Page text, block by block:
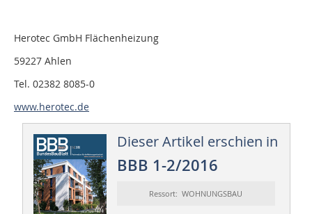
Herotec GmbH Flächenheizung
59227 Ahlen
Tel. 02382 8085-0
www.herotec.de
Dieser Artikel erschien in
BBB 1-2/2016
Ressort: WOHNUNGSBAU